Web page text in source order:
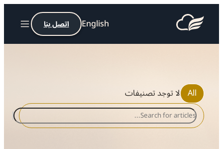
English اتصل بنا
All لا توجد تصنيفات
Search